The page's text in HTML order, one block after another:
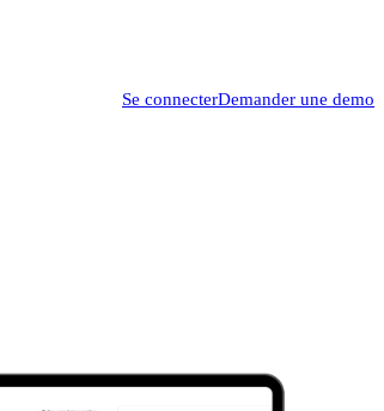
Se connecterDemander une demo